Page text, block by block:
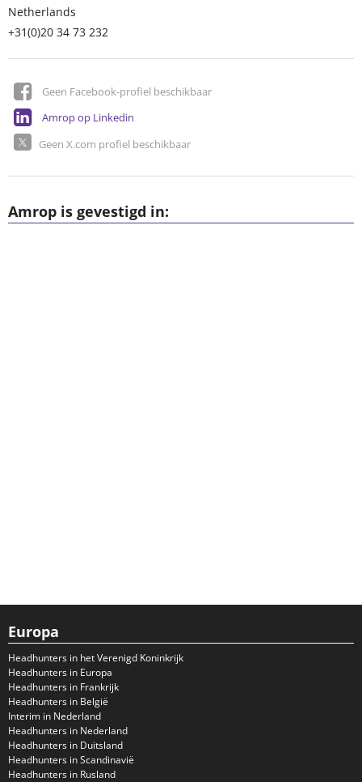
Netherlands
+31(0)20 34 73 232
Geen Facebook-profiel beschikbaar
Amrop op Linkedin
Geen X.com profiel beschikbaar
Amrop is gevestigd in:
Europa
Headhunters in het Verenigd Koninkrijk
Headhunters in Europa
Headhunters in Frankrijk
Headhunters in België
Interim in Nederland
Headhunters in Nederland
Headhunters in Duitsland
Headhunters in Scandinavië
Headhunters in Rusland